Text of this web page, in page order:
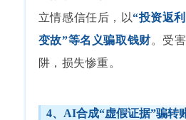
立情感信任后，以“投资返
变故”等名义骗取钱财。受
阱，损失惨重。
4、AI合成“虚假证据”骗转